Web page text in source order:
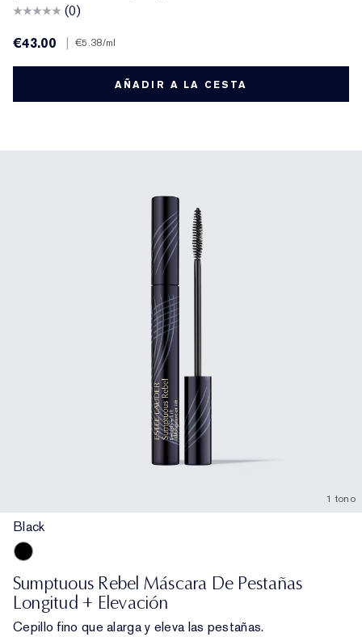
(0)
€43.00
€5.38/ml
AÑADIR A LA CESTA
1 tono
Black
Sumptuous Rebel Máscara De Pestañas
Longitud + Elevación
Cepillo fino que alarga y eleva las pestañas.